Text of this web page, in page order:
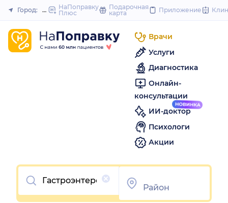
to
Закрыть
Город: ЩёкиноНаПоправку
Плюс
Подарочная
карта
Приложение
Врачи
Услуги
Диагностика
Онлайн-
консультации
ИИ-доктор
Психологи
Акции
Очистить